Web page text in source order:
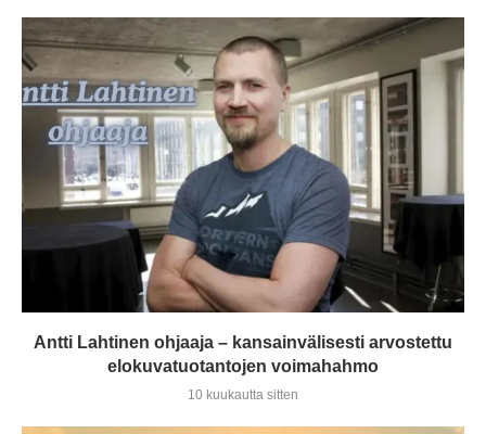
Antti Lahtinen ohjaaja – kansainvälisesti arvostettu
elokuvatuotantojen voimahahmo
10 kuukautta sitten